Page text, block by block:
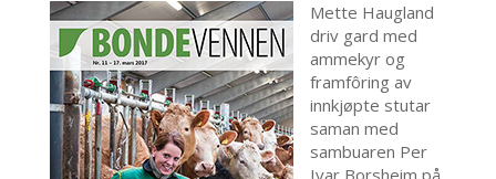
Mette Haugland
driv gard med
ammekyr og
framfôring av
innkjøpte stutar
saman med
sambuaren Per